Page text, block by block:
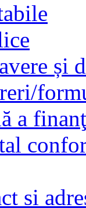
și
a
si